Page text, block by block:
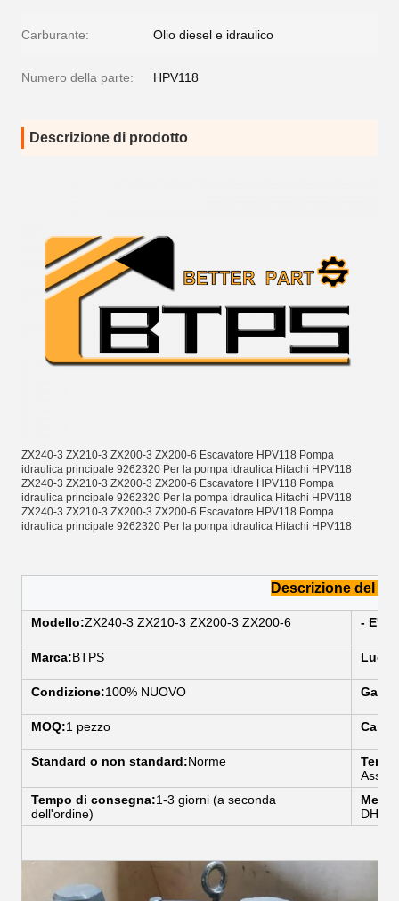
Carburante: Olio diesel e idraulico
Numero della parte: HPV118
Descrizione di prodotto
ZX240-3 ZX210-3 ZX200-3 ZX200-6 Escavatore HPV118 Pompa
idraulica principale 9262320 Per la pompa idraulica Hitachi HPV118
ZX240-3 ZX210-3 ZX200-3 ZX200-6 Escavatore HPV118 Pompa
idraulica principale 9262320 Per la pompa idraulica Hitachi HPV118
ZX240-3 ZX210-3 ZX200-3 ZX200-6 Escavatore HPV118 Pompa
idraulica principale 9262320 Per la pompa idraulica Hitachi HPV118
Descrizione del
Modello:ZX240-3 ZX210-3 ZX200-3 ZX200-6 - E'
Marca:BTPS
Condizione:100% NUOVO
MOQ:1 pezzo
Standard o non standard:Norme
Tempo di consegna:1-3 giorni (a seconda
dell'ordine)
DHL/